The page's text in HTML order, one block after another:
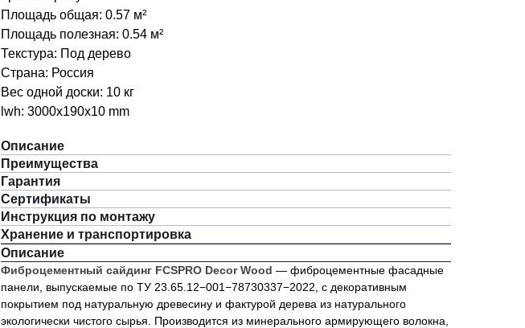
Площадь общая: 0.57 м²
Площадь полезная: 0.54 м²
Текстура: Под дерево
Страна: Россия
Вес одной доски: 10 кг
lwh: 3000x190x10 mm
Описание
Преимущества
Гарантия
Сертификаты
Инструкция по монтажу
Хранение и транспортировка
Описание
Фиброцементный сайдинг FCSPRO Decor Wood — фиброцементные фасадные
панели, выпускаемые по ТУ 23.65.12−001−78730337−2022, с декоративным
покрытием под натуральную древесину и фактурой дерева из натурального
экологически чистого сырья. Производится из минерального армирующего волокна,